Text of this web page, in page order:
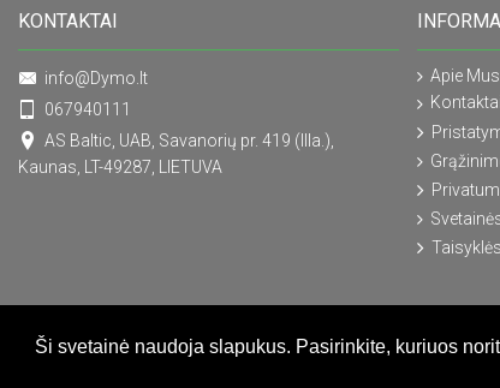
Ši svetainė naudoja slapukus. Pasirinkite, kuriuos
KONTAKTAI
info@Dymo.lt
067940111
AS Baltic, UAB, Savanorių pr. 419 (IIIa.),
Kaunas, LT-49287, LIETUVA
Apie Mus
Kontaktai
Taisyklės